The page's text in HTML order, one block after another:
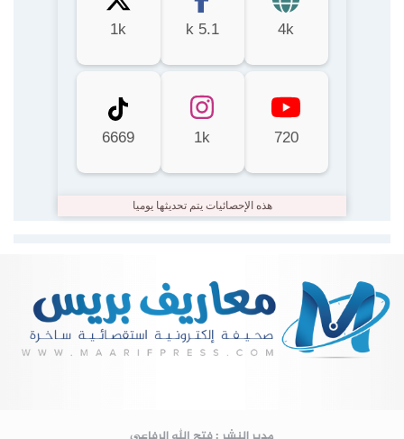
4k
5.1 k
1k
720
1k
6669
هذه الإحصائيات يتم تحديثها يوميا